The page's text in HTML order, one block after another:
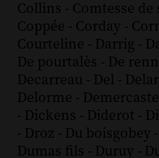
Collins - Comtesse de
Coppée - Corday -
Courteline - Darrig -
De pourtalès - De
Decarreau - Del -
Delorme -
- Dickens - Diderot -
- Droz - Du boisgobey -
Dumas fils - Duruy -